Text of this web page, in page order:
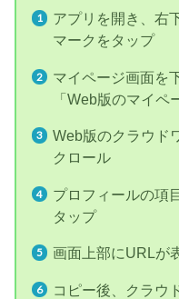
アプリを開き、右
マークをタップ
マイページ画面を
「Web版のマイ
Web版のクラウド
クロール
プロフィールの項
タップ
画面上部にURLが
コピー後、クラウ